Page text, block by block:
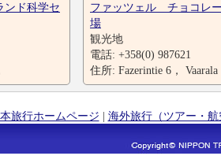
ド科学セ
ファッツェル チョコレ
場
観光地
電話: +358(0) 987621
住所: Fazerintie 6， Vaarala
旅行ホームページ | 海外旅行（ツアー・航